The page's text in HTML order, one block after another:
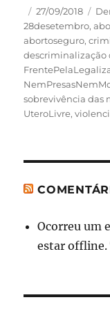
Autor
Publicado
em
27/09/2018
28desetembro,
abortoseguro,
descriminalização
sobrevivência das
UteroLivre,
Ocorreu um
estar offline.